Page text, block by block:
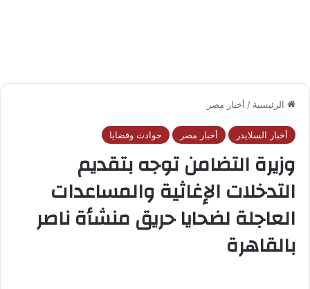
الرئيسية / أخبار مصر
أخبار السلايدر أخبار مصر حوادث وقضايا
وزيرة التضامن توجه بتقديم
التدخلات الإغاثية والمساعدات
العاجلة لضحايا حريق منشأة ناصر
بالقاهرة